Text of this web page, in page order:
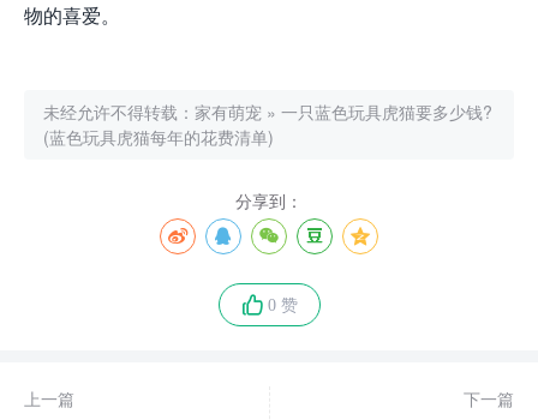
物的喜爱。
未经允许不得转载： 家有萌宠 » 一只蓝色玩具虎猫要多少钱?
(蓝色玩具虎猫每年的花费清单)
分享到：
0 赞
上一篇
下一篇